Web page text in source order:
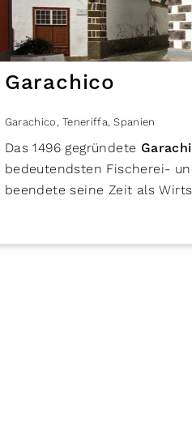
Garachico
Garachico , Teneriffa, Spanien
Das 1496 gegründete
bedeutendsten Fischerei-
beendete seine Zeit als
städtebaulichen Anlage